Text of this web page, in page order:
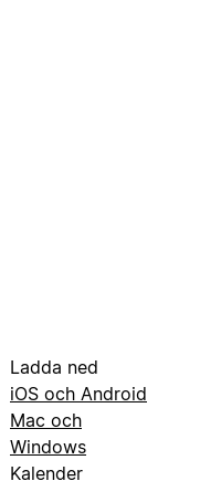
Ladda ned
iOS och Android
Mac och
Windows
Kalender